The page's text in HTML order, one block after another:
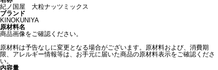
紀ノ国屋 大粒ナッツミックス
ブランド
KINOKUNIYA
原材料名
商品画像をご確認ください。
原材料は予告なしに変更となる場合がございます。原材料および、消費期
限、アレルギー情報等は、お手元に届いた商品の原材料表示をご確認くださ
い。
内容量